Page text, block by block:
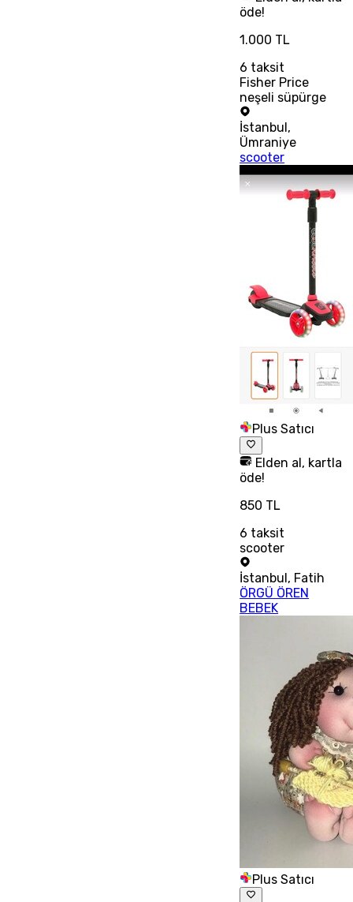
öde!
1.000 TL
6 taksit
Fisher Price
neşeli süpürge
İstanbul ,
Ümraniye
scooter
Plus Satıcı
Elden al, kartla
öde!
850 TL
6 taksit
scooter
İstanbul, Fatih
ÖRGÜ ÖREN
BEBEK
Plus Satıcı